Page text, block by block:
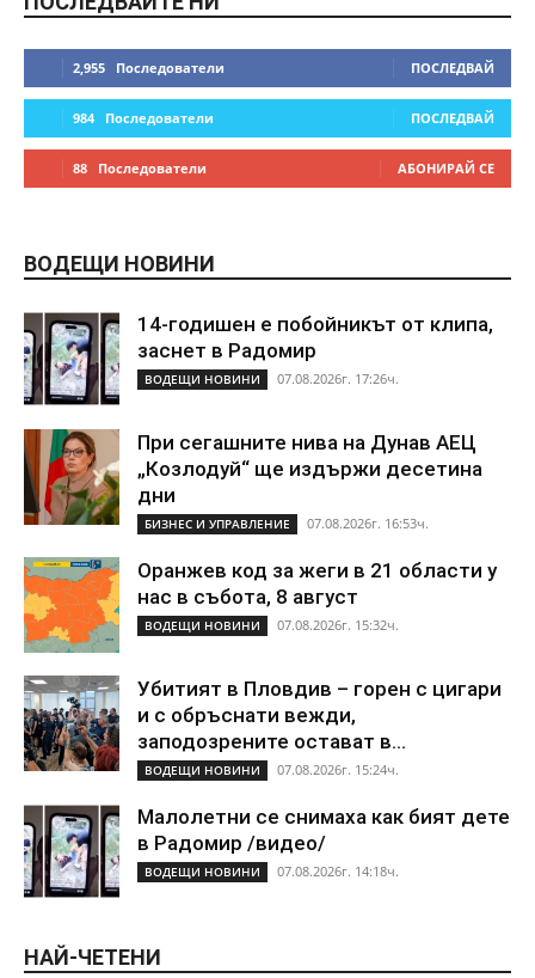
2,955 Последователи ПОСЛЕДВАЙ
984 Последователи ПОСЛЕДВАЙ
88 Последователи АБОНИРАЙ СЕ
ВОДЕЩИ НОВИНИ
14-годишен е побойникът от клипа,
заснет в Радомир
ВОДЕЩИ НОВИНИ 07.08.2026г. 17:26ч.
При сегашните нива на Дунав АЕЦ
„Козлодуй“ ще издържи десетина
дни
БИЗНЕС И УПРАВЛЕНИЕ 07.08.2026г. 16:53ч.
Оранжев код за жеги в 21 области у
нас в събота, 8 август
ВОДЕЩИ НОВИНИ 07.08.2026г. 15:32ч.
Убитият в Пловдив – горен с цигари
и с обръснати вежди,
заподозрените остават в...
ВОДЕЩИ НОВИНИ 07.08.2026г. 15:24ч.
Малолетни се снимаха как бият дете
в Радомир /видео/
ВОДЕЩИ НОВИНИ 07.08.2026г. 14:18ч.
НАЙ-ЧЕТЕНИ